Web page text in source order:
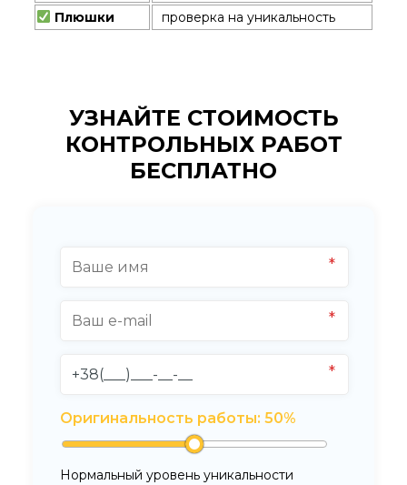
Плюшки
проверка на уникальность
УЗНАЙТЕ СТОИМОСТЬ
КОНТРОЛЬНЫХ РАБОТ
БЕСПЛАТНО
Оригинальность работы: 50%
Нормальный уровень уникальности